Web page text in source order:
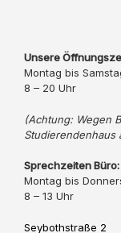
Unsere
Montag bis
8 – 20 Uhr
(Achtung: Wegen
Studierendenhaus
Sprechzeiten Büro:
Montag bis
8 – 13 Uhr
Seybothstraße 2